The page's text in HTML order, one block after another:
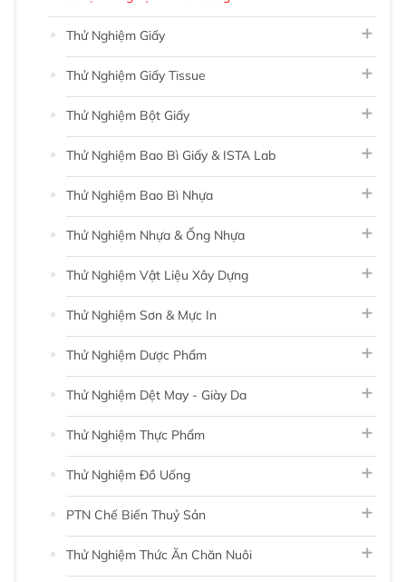
Thử Nghiệm Giấy
Thử Nghiệm Giấy Tissue
Thử Nghiệm Bột Giấy
Thử Nghiệm Bao Bì Giấy & ISTA Lab
Thử Nghiệm Bao Bì Nhựa
Thử Nghiệm Nhựa & Ống Nhựa
Thử Nghiệm Vật Liệu Xây Dựng
Thử Nghiệm Sơn & Mực In
Thử Nghiệm Dược Phẩm
Thử Nghiệm Dệt May - Giày Da
Thử Nghiệm Thực Phẩm
Thử Nghiệm Đồ Uống
PTN Chế Biến Thuỷ Sản
Thử Nghiệm Thức Ăn Chăn Nuôi